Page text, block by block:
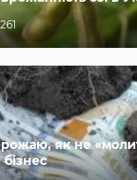
як не
бізнес